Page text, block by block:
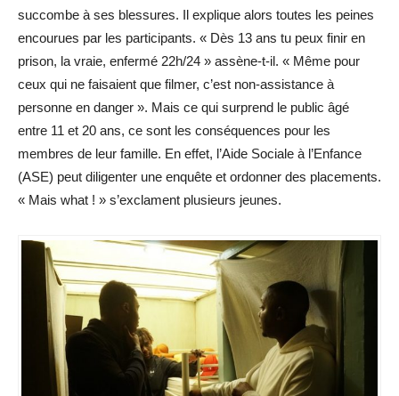
succombe à ses blessures. Il explique alors toutes les peines
encourues par les participants. « Dès 13 ans tu peux finir en
prison, la vraie, enfermé 22h/24 » assène-t-il. « Même pour
ceux qui ne faisaient que filmer, c’est non-assistance à
personne en danger ». Mais ce qui surprend le public âgé
entre 11 et 20 ans, ce sont les conséquences pour les
membres de leur famille. En effet, l’Aide Sociale à l’Enfance
(ASE) peut diligenter une enquête et ordonner des placements.
« Mais what ! » s’exclament plusieurs jeunes.